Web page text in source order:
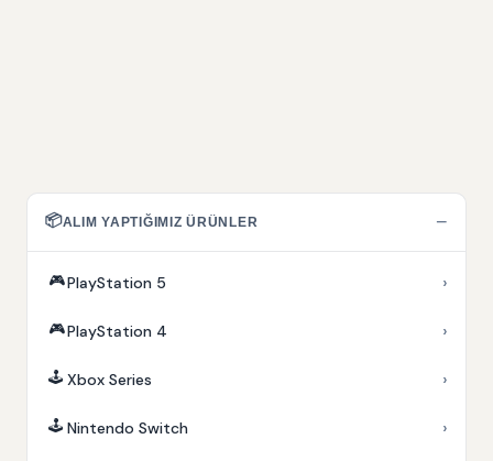
📦ALIM YAPTIĞIMIZ ÜRÜNLER −
🎮PlayStation 5 ›
🎮PlayStation 4 ›
🕹️ Xbox Series ›
🕹️ Nintendo Switch ›